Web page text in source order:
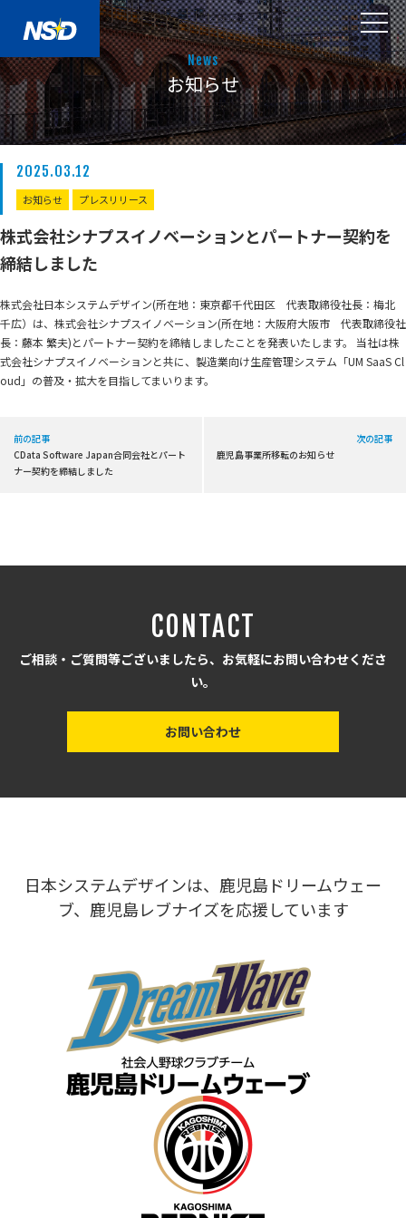
News
お知らせ
2025.03.12
お知らせ プレスリリース
株式会社シナプスイノベーションとパートナー契約を
締結しました
株式会社日本システムデザイン(所在地：東京都千代田区 代表取締役社長：梅北
千広）は、株式会社シナプスイノベーション(所在地：大阪府大阪市 代表取締役社
長：藤本 繁夫)とパートナー契約を締結しましたことを発表いたします。 当社は株
式会社シナプスイノベーションと共に、製造業向け生産管理システム「UM SaaS Cl
oud」の普及・拡大を目指してまいります。
前の記事
CData Software Japan合同会社とパート
ナー契約を締結しました
次の記事
鹿児島事業所移転のお知らせ
CONTACT
ご相談・ご質問等ございましたら、お気軽にお問い合わせくださ
い。
お問い合わせ
日本システムデザインは、鹿児島ドリームウェー
ブ、鹿児島レブナイズを応援しています